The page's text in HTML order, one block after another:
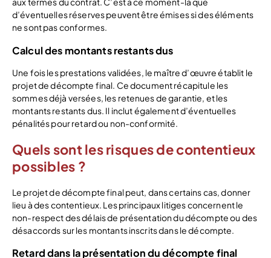
d’éventuelles réserves peuvent être émises si des éléments
ne sont pas conformes.
Calcul des montants restants dus
Une fois les prestations validées, le maître d’œuvre établit le
projet de décompte final. Ce document récapitule les
sommes déjà versées, les retenues de garantie, et les
montants restants dus. Il inclut également d’éventuelles
pénalités pour retard ou non-conformité.
Quels sont les risques de contentieux
possibles ?
Le projet de décompte final peut, dans certains cas, donner
lieu à des contentieux. Les principaux litiges concernent le
non-respect des délais de présentation du décompte ou des
désaccords sur les montants inscrits dans le décompte.
Retard dans la présentation du décompte final